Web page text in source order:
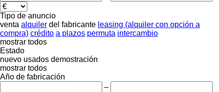
Tipo de anuncio
venta alquiler del fabricante leasing (alquiler con opción a
compra) crédito a plazos permuta intercambio
mostrar todos
Estado
nuevo usados demostración
mostrar todos
Año de fabricación
–